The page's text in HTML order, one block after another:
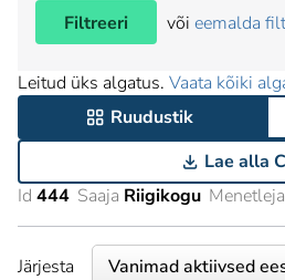
Filtreeri
või eemalda
Leitud üks algatus. Vaata kõiki
Ruudustik
Lae alla
Id 444 Saaja Riigikogu Menetleja
Järjesta